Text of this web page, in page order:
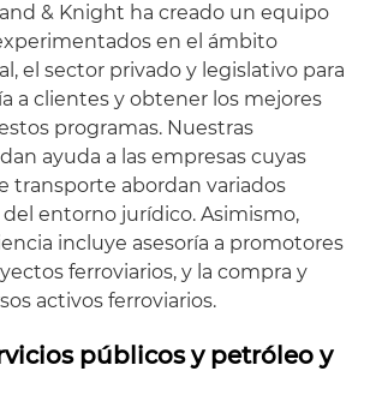
& Knight ha creado un equipo
en el ámbito
el sector privado y legislativo para
a clientes y obtener los mejores
programas. Nuestras
ayuda a las empresas cuyas
transporte abordan variados
entorno jurídico. Asimismo,
incluye asesoría a promotores
ferroviarios, y la compra y
activos ferroviarios.
públicos y petróleo y